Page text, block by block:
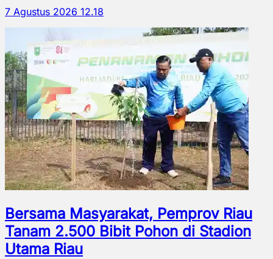
7 Agustus 2026 12.18
Bersama Masyarakat, Pemprov Riau
Tanam 2.500 Bibit Pohon di Stadion
Utama Riau